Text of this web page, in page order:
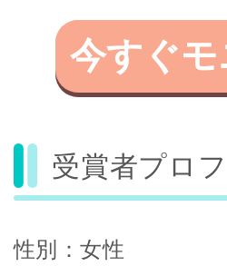
今すぐ
受賞者プロ
性別：女性